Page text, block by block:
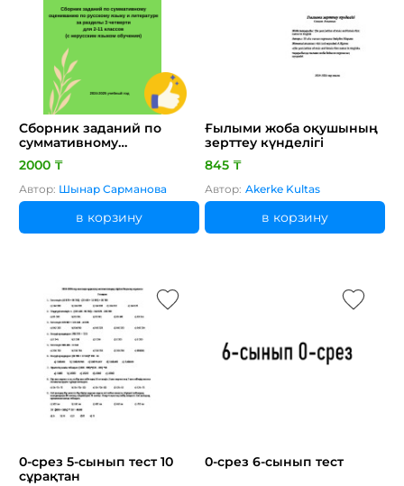
Сборник заданий по
суммативному
оцениванию по русскому
языку и литературе за
разделы 3 четверти для
2-11 классов (с нерусским
языком обучения)
2000 ₸
Автор: Шынар Сарманова
в корзину
Ғылыми жоба оқушының
зерттеу күнделігі
845 ₸
Автор: Akerke Kultas
в корзину
0-срез 5-сынып тест 10
сұрақтан
0-срез 6-сынып тест